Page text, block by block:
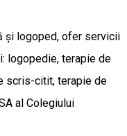
și logoped, ofer servicii
logopedie, terapie de
scris-citit, terapie de
al Colegiului